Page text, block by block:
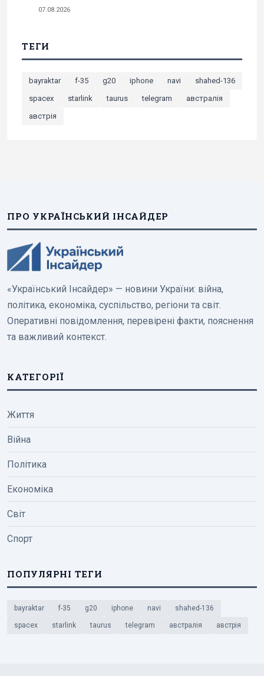
07.08.2026
ТЕГИ
bayraktar f-35 g20 iphone navi
shahed-136
spacex
starlink taurus telegram
австралія
австрія
ПРО УКРАЇНСЬКИЙ ІНСАЙДЕР
«Український Інсайдер» — новини України: війна,
політика, економіка, суспільство, регіони та світ.
Оперативні повідомлення, перевірені факти, пояснення
та важливий контекст.
КАТЕГОРІЇ
Життя
Війна
Політика
Економіка
Світ
Спорт
ПОПУЛЯРНІ ТЕГИ
bayraktar f-35 g20 iphone navi shahed-136
spacex starlink taurus telegram австралія австрія